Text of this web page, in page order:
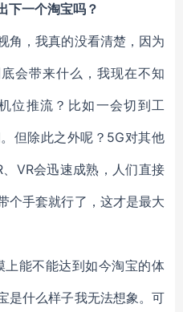
下一个淘宝吗？
角，我真的没看清楚，因为
会带来什么，我现在不知
位推流？比如一会切到工
但除此之外呢？5G对其他
VR会迅速成熟，人们直接
个手套就行了，这才是最大
能不能达到如今淘宝的体
是什么样子我无法想象。可